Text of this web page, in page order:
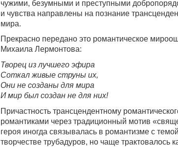
чужими, безумными и преступными
и чувства направлены на познание
мира.
Прекрасно передано это романтическое
Михаила Лермонтова:
Творец из лучшего эфира
Соткал живые струны их,
Они не созданы для мира
И мир был создан не для них!
Причастность трансцендентному
романтиками через традиционный мотив
героя иногда связывалась в романтизме с
творчестве трубадуров, но чаще трактовалось